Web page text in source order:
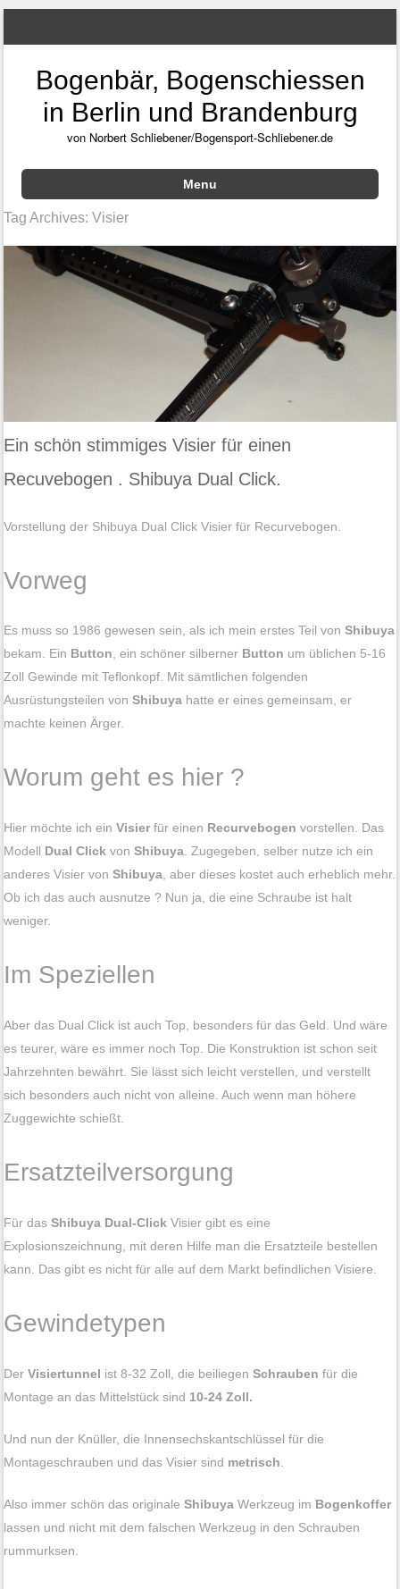
Bogenbär, Bogenschiessen
in Berlin und Brandenburg
von Norbert Schliebener/Bogensport-Schliebener.de
Menu
Skip to content
Tag Archives:Visier
Ein schön stimmiges Visier für einen
Recuvebogen . Shibuya Dual Click.
Vorstellung der Shibuya Dual Click Visier für Recurvebogen.
Vorweg
Es muss so 1986 gewesen sein, als ich mein erstes Teil vonShibuya
bekam. Ein Button, ein schöner silberner Button um üblichen 5-16
Zoll Gewinde mit Teflonkopf. Mit sämtlichen folgenden
Ausrüstungsteilen vonShibuya hatte er eines gemeinsam, er
machte keinen Ärger.
Worum geht es hier ?
Hier möchte ich einVisierfür einen Recurvebogenvorstellen. Das
Modell Dual Click vonShibuya . Zugegeben, selber nutze ich ein
anderes Visier vonShibuya , aber dieses kostet auch erheblich mehr.
Ob ich das auch ausnutze ? Nun ja, die eine Schraube ist halt
weniger.
Im Speziellen
Aber das Dual Click ist auch Top, besonders für das Geld. Und wäre
es teurer, wäre es immer noch Top. Die Konstruktion ist schon seit
Jahrzehnten bewährt. Sie lässt sich leicht verstellen, und verstellt
sich besonders auch nicht von alleine. Auch wenn man höhere
Zuggewichte schießt.
Ersatzteilversorgung
Für dasShibuya Dual-Click Visier gibt es eine
Explosionszeichnung, mit deren Hilfe man die Ersatzteile bestellen
kann. Das gibt es nicht für alle auf dem Markt befindlichen Visiere.
Gewindetypen
DerVisiertunnel ist 8-32 Zoll, die beiliegenSchraubenfür die
Montage an das Mittelstück sind 10-24 Zoll.
Und nun der Knüller, die Innensechskantschlüssel für die
Montageschrauben und das Visier sind metrisch
Also immer schön das originaleShibuyaWerkzeug im Bogenkoffer
lassen und nicht mit dem falschen Werkzeug in den Schrauben
rummurksen.